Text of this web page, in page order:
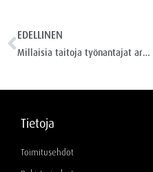
EDELLINEN
Millaisia taitoja työnantajat arvostavat uranvaihdossa IT-tehtäviin?
Tietoja
Toimitusehdot